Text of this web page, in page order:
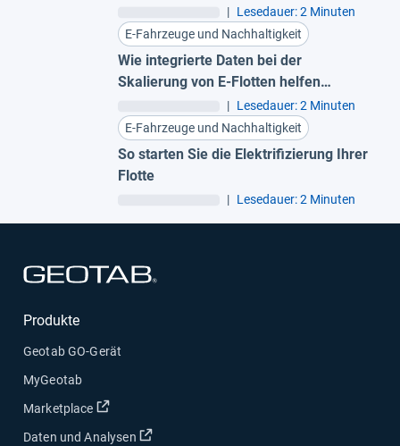
funktionsfähig bleiben
| Lesedauer: 2 Minuten
E-Fahrzeuge und Nachhaltigkeit
Wie integrierte Daten bei der
Skalierung von E-Flotten helfen
| Lesedauer: 2 Minuten
E-Fahrzeuge und Nachhaltigkeit
So starten Sie die Elektrifizierung Ihrer
Flotte
| Lesedauer: 2 Minuten
Produkte
Geotab GO-Gerät
MyGeotab
Marketplace
In neuem Fenster öffnen
Daten und Analysen In neuem Fenster öffnen